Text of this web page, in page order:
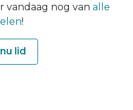
vandaag nog van alle
!
lid